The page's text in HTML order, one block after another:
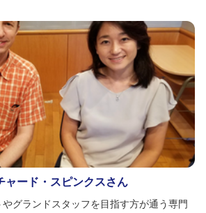
ャード・スピンクスさん
グランドスタッフを目指す方が通う専門